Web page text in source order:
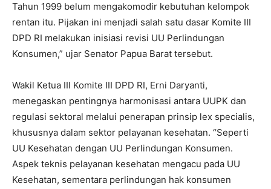
Tahun 1999 belum mengakomodir kebutuhan kelompok
rentan itu. Pijakan ini menjadi salah satu dasar Komite III
DPD RI melakukan inisiasi revisi UU Perlindungan
Konsumen,” ujar Senator Papua Barat tersebut.
Wakil Ketua III Komite III DPD RI, Erni Daryanti,
menegaskan pentingnya harmonisasi antara UUPK dan
regulasi sektoral melalui penerapan prinsip lex specialis,
khususnya dalam sektor pelayanan kesehatan. “Seperti
UU Kesehatan dengan UU Perlindungan Konsumen.
Aspek teknis pelayanan kesehatan mengacu pada UU
Kesehatan, sementara perlindungan hak konsumen